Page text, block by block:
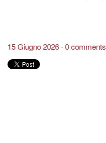
15 Giugno 2026 0 comments